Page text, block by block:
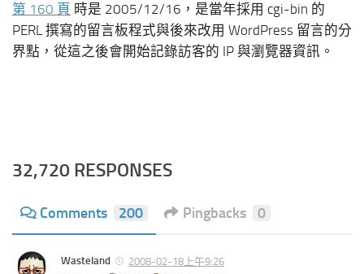
第 160 頁 時是 2005/12/16，是當年採用 cgi-bin 的
PERL 撰寫的留言板程式與後來改用 WordPress 留言的分
界點，從這之後會開始記錄訪客的 IP 與瀏覽器資訊。
32,720 RESPONSES
Comments 200 Pingbacks 0
Wasteland 2008-02-18上午9:26